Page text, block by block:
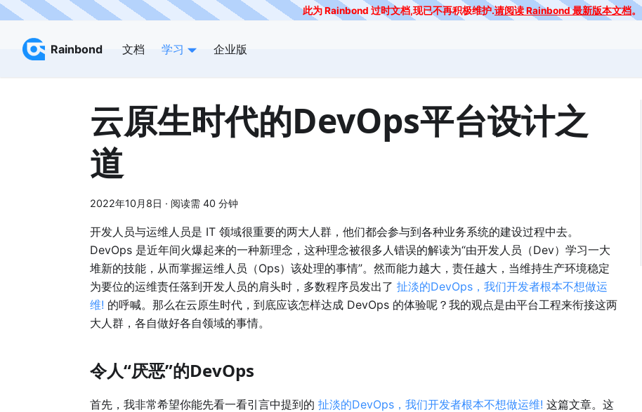
此为 Rainbond 过时文档,现已不再积极维护.请阅读 Rainbond 最新版本文档。
Rainbond 文档 学习 企业版
云原生时代的DevOps平台设计之
道
2022年10月8日 · 阅读需 40 分钟
开发人员与运维人员是 IT 领域很重要的两大人群，他们都会参与到各种业务系统的建设过程中去。
DevOps 是近年间火爆起来的一种新理念，这种理念被很多人错误的解读为“由开发人员（Dev）学习一大
堆新的技能，从而掌握运维人员（Ops）该处理的事情”。然而能力越大，责任越大，当维持生产环境稳定
为要位的运维责任落到开发人员的肩头时，多数程序员发出了 扯淡的DevOps，我们开发者根本不想做运
维! 的呼喊。那么在云原生时代，到底应该怎样达成 DevOps 的体验呢？我的观点是由平台工程来衔接这两
大人群，各自做好各自领域的事情。
令人“厌恶”的DevOps
首先，我非常希望你能先看一看引言中提到的 扯淡的DevOps，我们开发者根本不想做运维! 这篇文章。这